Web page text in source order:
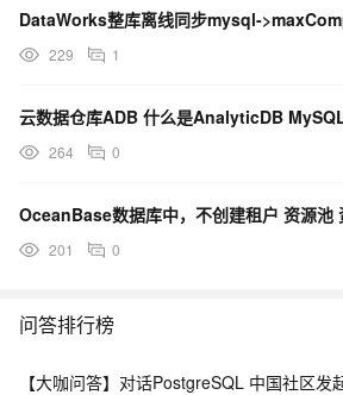
229 1
云数据仓库ADB 什么是AnalyticDB
264 0
201 0
问答排行榜